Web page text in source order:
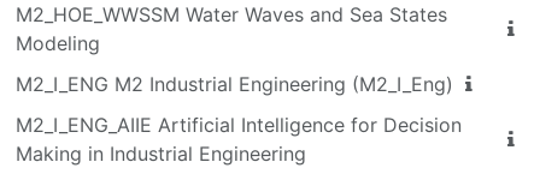
M2_HOE_WWSSM Water Waves and Sea States
Modeling
M2_I_ENG M2 Industrial Engineering (M2_I_Eng)
M2_I_ENG_AIIE Artificial Intelligence for Decision
Making in Industrial Engineering